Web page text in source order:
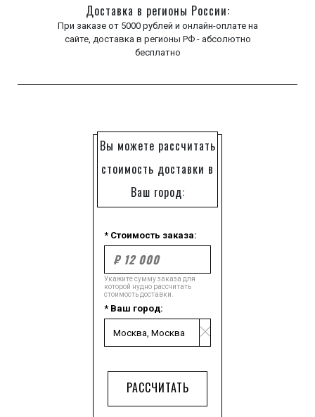
Доставка в регионы России:
При заказе от 5000 рублей и онлайн-оплате на
сайте, доставка в регионы РФ - абсолютно
бесплатно
Вы можете рассчитать
стоимость доставки в
Ваш город:
* Стоимость заказа:
Укажите сумму заказа для
которой нудно рассчитать
стоимость доставки.
* Ваш город:
РАССЧИТАТЬ